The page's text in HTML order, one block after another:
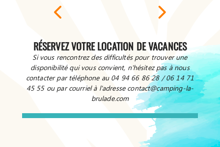
RÉSERVEZ VOTRE LOCATION DE VACANCES
Si vous rencontrez des difficultés pour trouver une
disponibilité qui vous convient, n'hésitez pas à nous
contacter par téléphone au 04 94 66 86 28 / 06 14 71
45 55 ou par courriel à l'adresse contact@camping-la-
brulade.com